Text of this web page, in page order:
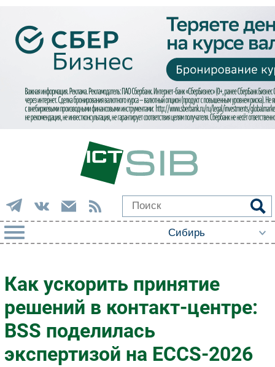
Импорто­замещение
Автоматизация Промышленности
Интернет
Мобильная связь
Фиксированная связь
Как ускорить принятие
решений в контакт-центре:
BSS поделилась
экспертизой на ECCS-2026